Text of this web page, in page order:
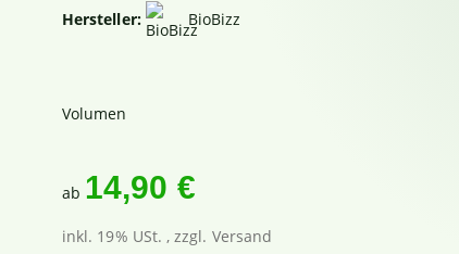
Hersteller:
BioBizz
Volumen
ab 14,90 €
inkl. 19% USt. , zzgl. Versand